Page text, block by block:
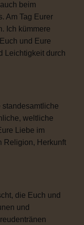
beim
Am Tag Eurer
Ich kümmere
und Eure
Leichtigkeit durch
standesamtliche
weltliche
Liebe im
Religion, Herkunft
die Euch und
und